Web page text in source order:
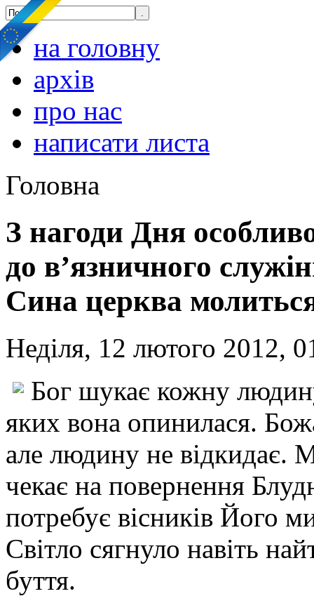
на головну
архів
про нас
написати листа
Головна
З нагоди Дня
до в’язничного
Сина церква молиться
Неділя, 12 лютого 2012,
Бог шукає кожну
яких вона опинилася.
але людину не відкидає.
чекає на повернення
потребує вісників Його
Світло сягнуло навіть
буття.